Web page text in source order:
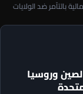
بالتآمر ضد الولايات
وروسيا